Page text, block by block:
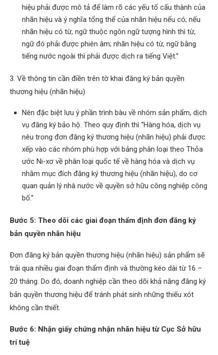
hiệu phải được mô tả để làm rõ các yếu tố cấu thành của
nhãn hiệu và ý nghĩa tổng thể của nhãn hiệu nếu có; nếu
nhãn hiệu có từ, ngữ thuộc ngôn ngữ tượng hình thì từ,
ngữ đó phải được phiên âm; nhãn hiệu có từ, ngữ bằng
tiếng nước ngoài thì phải được dịch ra tiếng Việt.”
3. Về thông tin cần điền trên tờ khai đăng ký bản quyền
thương hiệu (nhãn hiệu)
Nên đặc biệt lưu ý phần trình bàu về nhóm sản phẩm, dịch
vụ đăng ký bảo hộ. Theo quy định thì “Hàng hóa, dịch vụ
nêu trong đơn đăng ký thương hiệu (nhãn hiệu) phải được
xếp vào các nhóm phù hợp với bảng phân loại theo Thỏa
ước Ni-xơ về phân loại quốc tế về hàng hóa và dịch vụ
nhằm mục đích đăng ký thương hiệu (nhãn hiệu), do cơ
quan quản lý nhà nước về quyền sở hữu công nghiệp công
bố.”
Bước 5: Theo dõi các giai đoạn thẩm định đơn đăng ký
bản quyền nhãn hiệu
Đơn đăng ký bản quyền thương hiệu (nhãn hiệu) sản phẩm sẽ
trải qua nhiều giai đoạn thẩm định và thường kéo dài từ 16 –
20 tháng. Do đó, doanh nghiệp cần theo dõi khả năng đăng ký
bản quyền thương hiệu để tránh phát sinh những thiếu xót
không cần thiết.
Bước 6: Nhận giấy chứng nhận nhãn hiệu từ Cục Sở hữu
trí tuệ